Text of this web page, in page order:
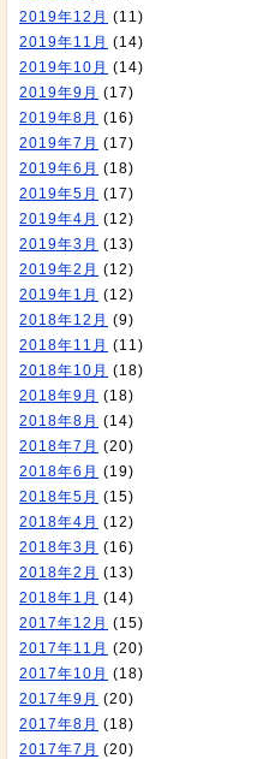
2019年12月 (11)
2019年11月 (14)
2019年10月 (14)
2019年9月 (17)
2019年8月 (16)
2019年7月 (17)
2019年6月 (18)
2019年5月 (17)
2019年4月 (12)
2019年3月 (13)
2019年2月 (12)
2019年1月 (12)
2018年12月 (9)
2018年11月 (11)
2018年10月 (18)
2018年9月 (18)
2018年8月 (14)
2018年7月 (20)
2018年6月 (19)
2018年5月 (15)
2018年4月 (12)
2018年3月 (16)
2018年2月 (13)
2018年1月 (14)
2017年12月 (15)
2017年11月 (20)
2017年10月 (18)
2017年9月 (20)
2017年8月 (18)
2017年7月 (20)